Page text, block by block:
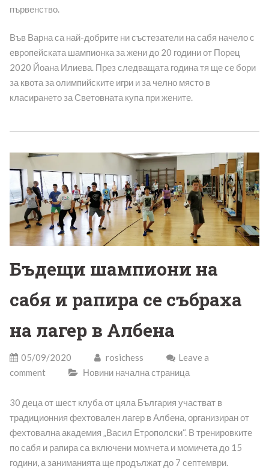
първенство.
Във Варна са най-добрите ни състезатели на сабя начело с
европейската шампионка за жени до 20 години от Порец
2020 Йоана Илиева. През следващата година тя ще се бори
за квота за олимпийските игри и за челно място в
класирането за Световната купа при жените.
Бъдещи шампиони на
сабя и рапира се събраха
на лагер в Албена
05/09/2020 rosichess
Leave a
comment
Новини начална страница
30 деца от шест клуба от цяла България участват в
традиционния фехтовален лагер в Албена, организиран от
фехтовална академия „Васил Етрополски“. В тренировките
по сабя и рапира са включени момчета и момичета до 15
години, а заниманията ще продължат до 7 септември.